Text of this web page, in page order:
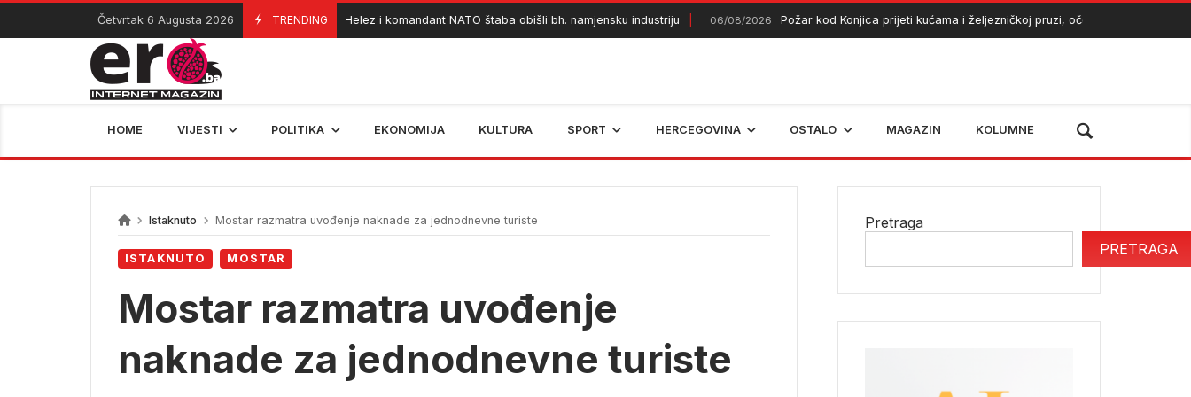
Skip
content
Četvrtak 6 Augusta 2026 TRENDING
06/08/2026 Helez i komandant NATO štaba obišli bh. namjensku industriju 06/08/2026 Požar kod Konjica prijeti kućama i željezničkoj pruzi, očekuje se angažman
HOME VIJESTI POLITIKA EKONOMIJA KULTURA SPORT HERCEGOVINA OSTALO MAGAZIN KOLUMNE
Istaknuto Mostar razmatra uvođenje naknade za jednodnevne turiste
ISTAKNUTO MOSTAR
Mostar razmatra uvođenje
naknade za jednodnevne turiste
Pretraga
PRETRAGA